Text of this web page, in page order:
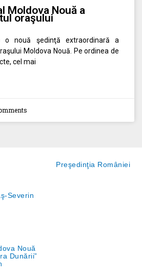
Moldova Nouă a
oraşului
nouă şedinţă extraordinară a
Moldova Nouă. Pe ordinea de
cel mai
Preşedinţia României
Severin
Nouă
Dunării”